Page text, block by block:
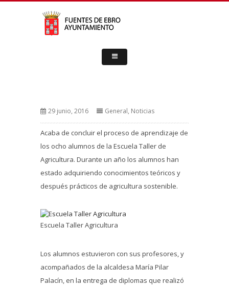
29 junio, 2016 General, Noticias
Acaba de concluir el proceso de aprendizaje de
los ocho alumnos de la Escuela Taller de
Agricultura. Durante un año los alumnos han
estado adquiriendo conocimientos teóricos y
después prácticos de agricultura sostenible.
Escuela Taller Agricultura
Los alumnos estuvieron con sus profesores, y
acompañados de la alcaldesa María Pilar
Palacín, en la entrega de diplomas que realizó